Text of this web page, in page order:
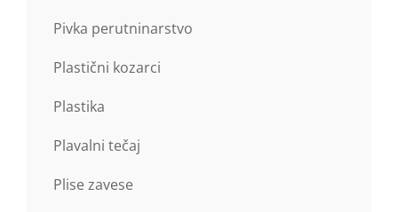
Pivka perutninarstvo
Plastični kozarci
Plastika
Plavalni tečaj
Plise zavese